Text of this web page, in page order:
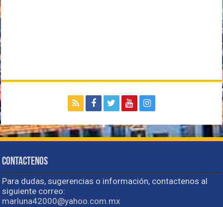
Contactenos
Para dudas, sugerencias o información, contactenos al
siguiente correo:
marluna42000@yahoo.com.mx